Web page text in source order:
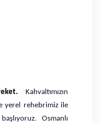
Kahvaltımızın
yerel rehebrimiz ile
Osmanlı